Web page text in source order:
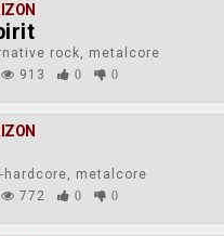
rock, metalcore
913 0 0
metalcore
772 0 0